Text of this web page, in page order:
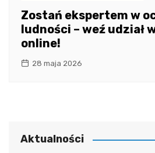
Zostań ekspertem w
ludności – weź udział
online!
28 maja 2026
Aktualności